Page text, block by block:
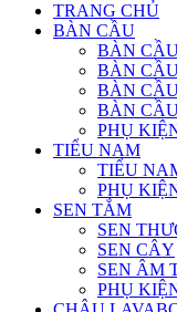
TRANG CHỦ
BÀN CẦU
BÀN
BÀN
BÀN
BÀN
PHỤ
TIỂU NAM
TIỂU
PHỤ
SEN TẮM
SEN
SEN CÂY
SEN ÂM
PHỤ